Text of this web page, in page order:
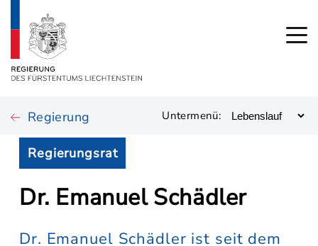
Regierung Untermenü:
Regierungsrat
Dr. Emanuel Schädler
Dr. Emanuel Schädler ist seit dem